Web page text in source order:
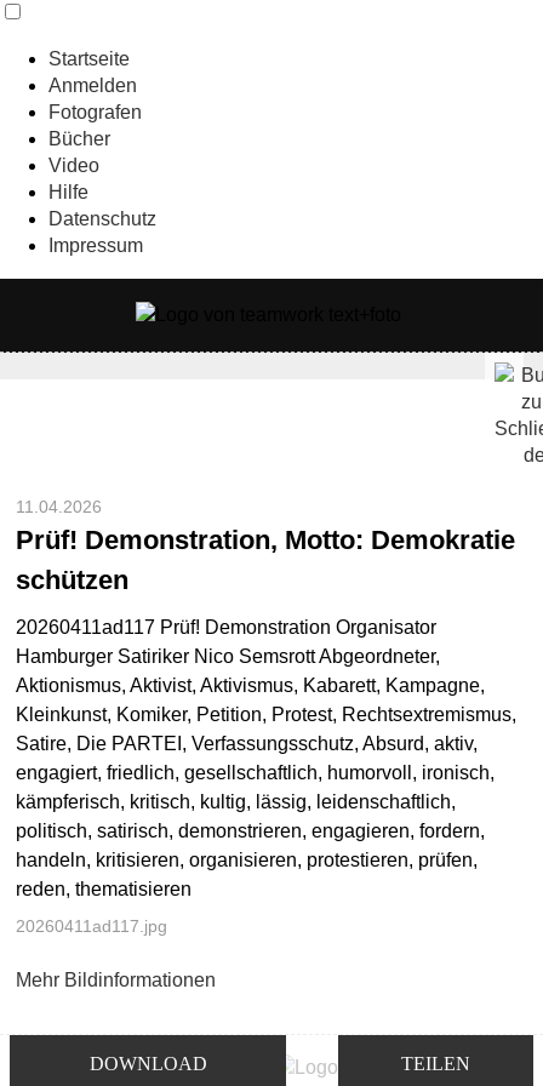
Startseite
Anmelden
Fotografen
Bücher
Video
Hilfe
Datenschutz
Impressum
DOWNLOAD TEILEN
11.04.2026
Prüf! Demonstration, Motto: Demokratie
schützen
20260411ad117 Prüf! Demonstration Organisator
Hamburger Satiriker Nico Semsrott Abgeordneter,
Aktionismus, Aktivist, Aktivismus, Kabarett, Kampagne,
Kleinkunst, Komiker, Petition, Protest, Rechtsextremismus,
Satire, Die PARTEI, Verfassungsschutz, Absurd, aktiv,
engagiert, friedlich, gesellschaftlich, humorvoll, ironisch,
kämpferisch, kritisch, kultig, lässig, leidenschaftlich,
politisch, satirisch, demonstrieren, engagieren, fordern,
handeln, kritisieren, organisieren, protestieren, prüfen,
reden, thematisieren
20260411ad117.jpg
Mehr Bildinformationen